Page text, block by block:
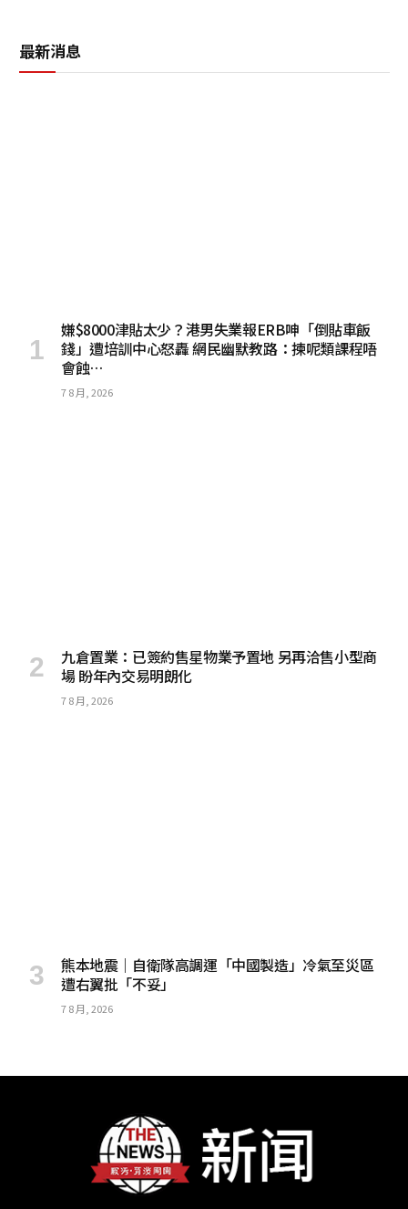
最新消息
嫌$8000津貼太少？港男失業報ERB呻「倒貼車飯
錢」遭培訓中心怒轟 網民幽默教路：揀呢類課程唔
會蝕…
7 8 月, 2026
九倉置業：已簽約售星物業予置地 另再洽售小型商
場 盼年內交易明朗化
7 8 月, 2026
熊本地震｜自衛隊高調運「中國製造」冷氣至災區
遭右翼批「不妥」
7 8 月, 2026